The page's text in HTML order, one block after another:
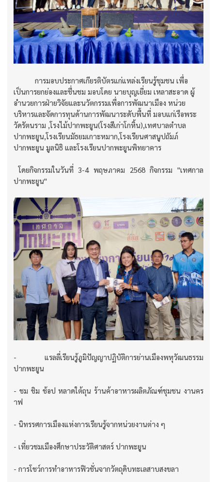
การมอบประกาศเกียรติบัตรแก่แหล่งเรียนรู้ชุมชน เพื่อ
เป็นการยกย่องและชื่นชม มอบโดย นายบุญเยี่ยม เหลาสะอาด ผู้
อำนวยการฝ่ายวิจัยและนวัตกรรมเพื่อการพัฒนาเมือง หน่วย
บริหารและจัดการทุนด้านการพัฒนาระดับพื้นที่ มอบแก่เรือพระ
วัดรัตนราม ,โรงไม้ปากพะยูน(โรงสีเก่าโกหิ้น),เทศบาลตำบล
ปากพะยูน,โรงเรียนมัธยมเกาะหมาก,โรงเรียนศาสนูปถัมภ์
ปากพะยูน มูลนิธิ และโรงเรียนปากพะยูนพิทยาคาร
โดยกิจกรรมในวันที่ 3-4 พฤษภาคม 2568 กิจกรรม "เทศกาล
ปากพะยูน"
- แรลลี่เรียนรู้ภูมิปัญญาปฏิบัติการย่านเมืองพหุวัฒนธรรม
ปากพะยูน
- ชม ชิม ช้อป หลาดใต้ถุน ร้านค้าอาหารผลิตภัณฑ์ชุมชน งานคร
าฟ
- นิทรรศการเมืองแห่งการเรียนรู้จากหน่วยงานต่าง ๆ
- เที่ยวชมเมืองศึกษาประวัติศาสตร์ ปากพะยูน
- การโชว์การทำอาหารฟิวชั่นจากวัตถุดิบทะเลสาบสงขลา